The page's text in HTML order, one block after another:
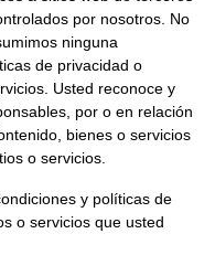
por nosotros. No
ninguna
de privacidad o
Usted reconoce y
por o en relación
bienes o servicios
o servicios.
y políticas de
o servicios que usted